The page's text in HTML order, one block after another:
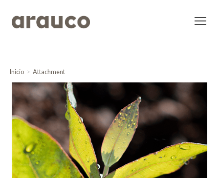
Inicio Attachment